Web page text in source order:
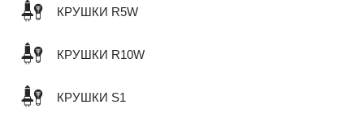
КРУШКИ R5W
КРУШКИ R10W
КРУШКИ S1